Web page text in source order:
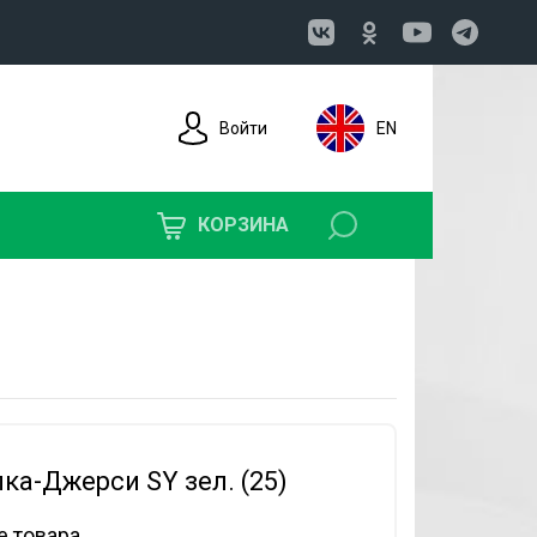
Войти EN
КОРЗИНА
Джерси SY зел. (25)